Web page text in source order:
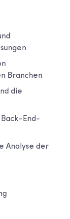
Branchen
die
End-
Analyse der